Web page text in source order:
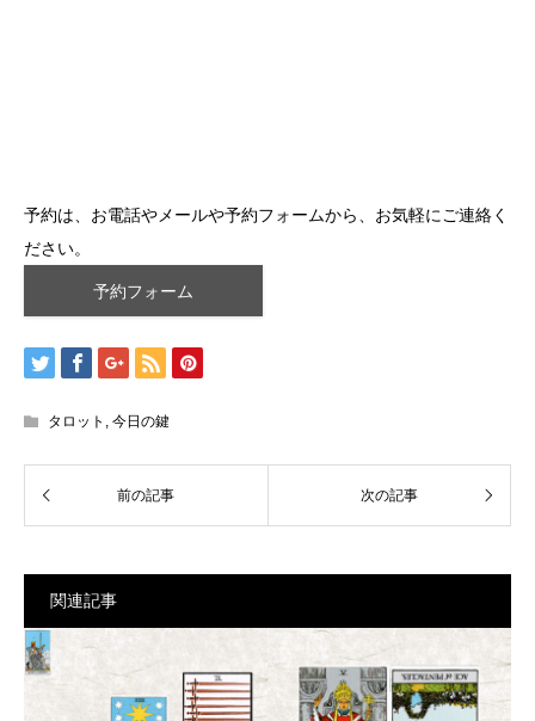
予約は、お電話やメールや予約フォームから、お気軽にご連絡く
ださい。
予約フォーム
タロット , 今日の鍵
関連記事